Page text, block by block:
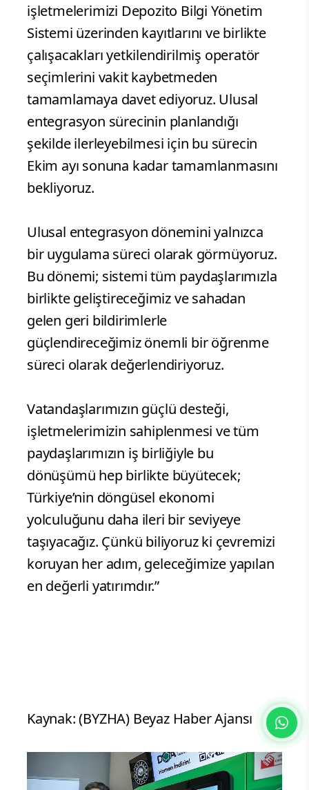
işletmelerimizi Depozito Bilgi Yönetim
Sistemi üzerinden kayıtlarını ve birlikte
çalışacakları yetkilendirilmiş operatör
seçimlerini vakit kaybetmeden
tamamlamaya davet ediyoruz. Ulusal
entegrasyon sürecinin planlandığı
şekilde ilerleyebilmesi için bu sürecin
Ekim ayı sonuna kadar tamamlanmasını
bekliyoruz.
Ulusal entegrasyon dönemini yalnızca
bir uygulama süreci olarak görmüyoruz.
Bu dönemi; sistemi tüm paydaşlarımızla
birlikte geliştireceğimiz ve sahadan
gelen geri bildirimlerle
güçlendireceğimiz önemli bir öğrenme
süreci olarak değerlendiriyoruz.
Vatandaşlarımızın güçlü desteği,
işletmelerimizin sahiplenmesi ve tüm
paydaşlarımızın iş birliğiyle bu
dönüşümü hep birlikte büyütecek;
Türkiye’nin döngüsel ekonomi
yolculuğunu daha ileri bir seviyeye
taşıyacağız. Çünkü biliyoruz ki çevremizi
koruyan her adım, geleceğimize yapılan
en değerli yatırımdır.”
Kaynak: (BYZHA) Beyaz Haber Ajansı